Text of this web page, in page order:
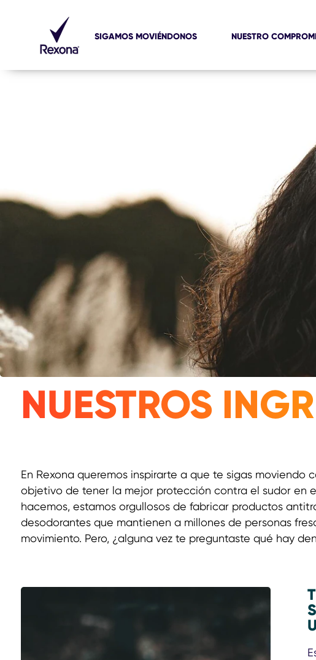
SIGAMOS MOVIÉNDONOS NUESTRO
NUESTROS
En Rexona queremos inspirarte a que te sigas moviendo
objetivo de tener la mejor protección contra el sudor en
hacemos, estamos orgullosos de fabricar productos
desodorantes que mantienen a millones de personas
movimiento. Pero, ¿alguna vez te preguntaste qué hay